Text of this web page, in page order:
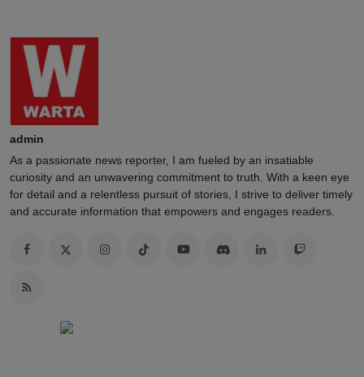
admin
As a passionate news reporter, I am fueled by an insatiable
curiosity and an unwavering commitment to truth. With a keen eye
for detail and a relentless pursuit of stories, I strive to deliver timely
and accurate information that empowers and engages readers.